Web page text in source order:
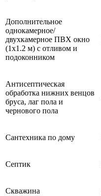
Дополнительное
однокамерное/
двухкамерное ПВХ окно
(1х1.2 м) с отливом и
подоконником
Антисептическая
обработка нижних венцов
бруса, лаг пола и
чернового пола
Сантехника по дому
Септик
Скважина